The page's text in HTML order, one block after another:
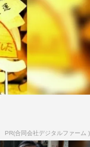
PR(合同会社デジタルファーム )